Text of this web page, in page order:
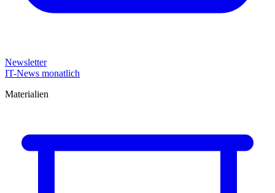
Newsletter
IT-News monatlich
Materialien